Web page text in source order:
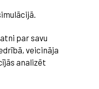
par savu
veicināja
analizēt